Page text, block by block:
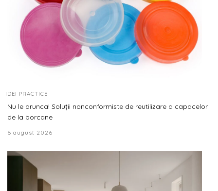
IDEI PRACTICE
Nu le arunca! Soluții nonconformiste de reutilizare a capacelor
de la borcane
6 august 2026